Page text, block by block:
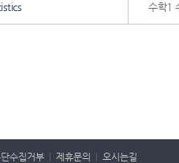
수학1
수집거부 제휴문의 오시는길